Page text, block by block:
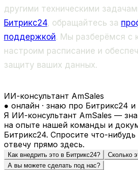
другими техническими
Битрикс24, обращайтесь за
поддержкой. Мы разберёмся с
настроим расписание и
защиту ваших данных.
ИИ-консультант AmSales
● онлайн · знаю про Битрикс24 и
Я ИИ-консультант AmSales —
на опыте нашей команды и
Битрикс24. Спросите что-
отвечу прямо здесь.
Как внедрить это в Битрикс24?
Сколько
А вы можете сделать под нас?